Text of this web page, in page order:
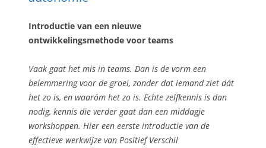
Introductie van een nieuwe
ontwikkelingsmethode voor teams
Vaak gaat het mis in teams. Dan is de vorm een
belemmering voor de groei, zonder dat iemand ziet dát
het zo is, en waaróm het zo is. Echte zelfkennis is dan
nodig, kennis die verder gaat dan een middagje
workshoppen. Hier een eerste introductie van de
effectieve werkwijze van Positief Verschil